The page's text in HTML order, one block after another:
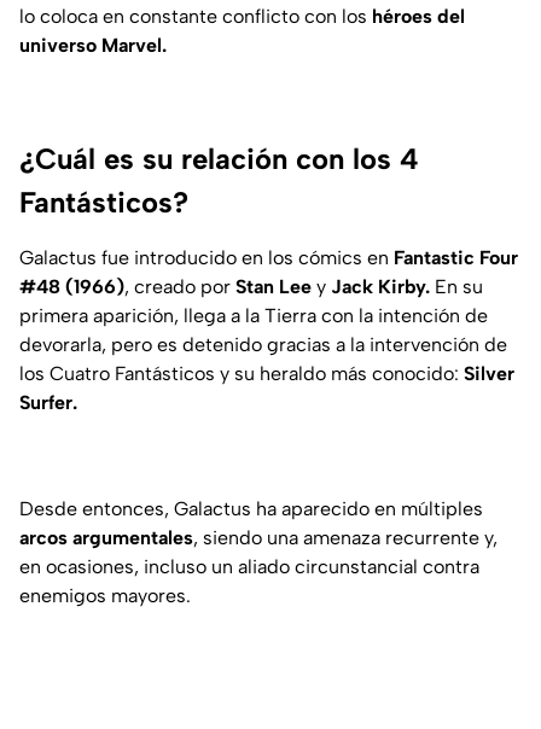
lo coloca en constante conflicto con los héroes del
universo Marvel.
¿Cuál es su relación con los 4
Fantásticos?
Galactus fue introducido en los cómics en Fantastic Four
#48 (1966), creado por Stan Lee y Jack Kirby. En su
primera aparición, llega a la Tierra con la intención de
devorarla, pero es detenido gracias a la intervención de
los Cuatro Fantásticos y su heraldo más conocido: Silver
Surfer.
Desde entonces, Galactus ha aparecido en múltiples
arcos argumentales, siendo una amenaza recurrente y,
en ocasiones, incluso un aliado circunstancial contra
enemigos mayores.